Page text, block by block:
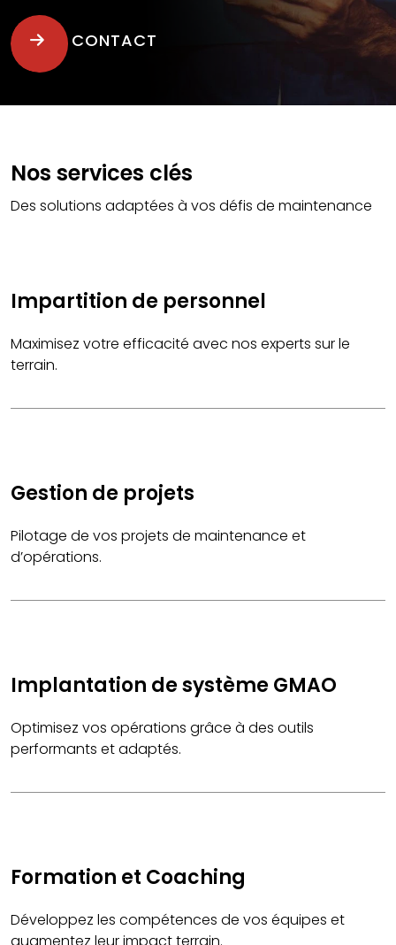
CONTACT
Nos services clés
Des solutions adaptées à vos défis de maintenance
Impartition de personnel
Maximisez votre efficacité avec nos experts sur le
terrain.
Gestion de projets
Pilotage de vos projets de maintenance et
d’opérations.
Implantation de système GMAO
Optimisez vos opérations grâce à des outils
performants et adaptés.
Formation et Coaching
Développez les compétences de vos équipes et